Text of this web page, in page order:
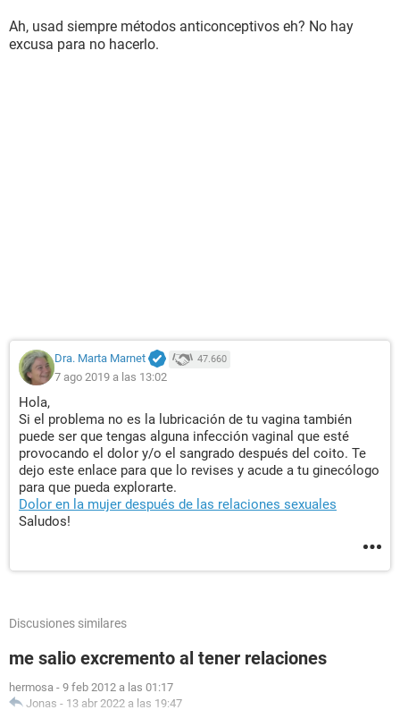
Ah, usad siempre métodos anticonceptivos eh? No hay
excusa para no hacerlo.
Dra. Marta Marnet 47.660
7 ago 2019 a las 13:02
Hola,
Si el problema no es la lubricación de tu vagina también
puede ser que tengas alguna infección vaginal que esté
provocando el dolor y/o el sangrado después del coito. Te
dejo este enlace para que lo revises y acude a tu ginecólogo
para que pueda explorarte.
Dolor en la mujer después de las relaciones sexuales
Saludos!
Discusiones similares
me salio excremento al tener relaciones
hermosa - 9 feb 2012 a las 01:17
Jonas - 13 abr 2022 a las 19:47